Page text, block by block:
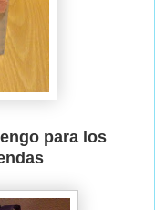
para los